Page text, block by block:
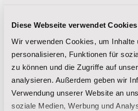
Diese Webseite verwendet Cookies
Wir verwenden Cookies, um Inhalte
personalisieren, Funktionen für
zu können und die Zugriffe auf
analysieren. Außerdem geben wir
Verwendung unserer Website an
soziale Medien, Werbung und
Lernen Sie Herrn Buck
neuer pelziger Freund im